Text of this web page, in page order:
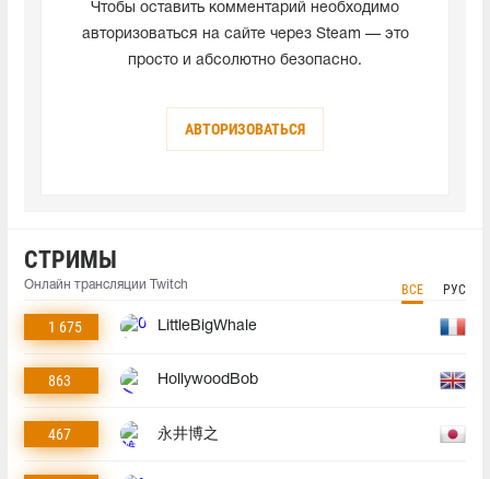
Чтобы оставить комментарий необходимо
авторизоваться на сайте через Steam — это
просто и абсолютно безопасно.
АВТОРИЗОВАТЬСЯ
СТРИМЫ
Онлайн трансляции Twitch ВСЕ РУС
1 675 LittleBigWhale
863 HollywoodBob
467 永井博之